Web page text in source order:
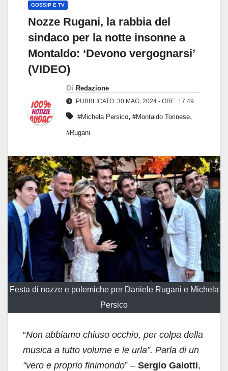
GOSSIP E TV
Nozze Rugani, la rabbia del
sindaco per la notte insonne a
Montaldo: ‘Devono vergognarsi’
(VIDEO)
Di Redazione
PUBBLICATO: 30 MAG, 2024 - ORE: 17:49
#Michela Persico, #Montaldo Torinese,
#Rugani
Festa di nozze e polemiche per Daniele Rugani e Michela
Persico
“Non abbiamo chiuso occhio, per colpa della
musica a tutto volume e le urla”. Parla di un
“vero e proprio finimondo” – Sergio Gaiotti,